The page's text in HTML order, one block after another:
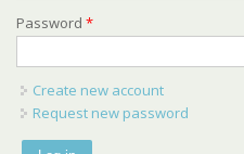
Password *
Create new account
Request new password